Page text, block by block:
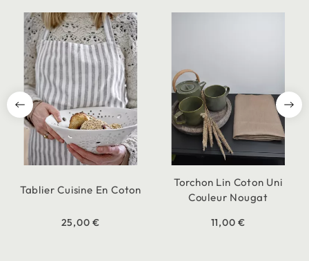
Tablier Cuisine En Coton
25,00 €
Torchon Lin Coton Uni
Couleur Nougat
11,00 €